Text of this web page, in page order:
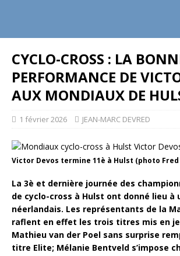
CYCLO-CROSS : LA
PERFORMANCE DE
AUX MONDIAUX DE
1 février 2026 JEAN-MARC DEVRED
Victor Devos termine 11è à Hulst (photo Fred
La 3è et dernière journée des
de cyclo-cross à Hulst ont donné lieu à
néerlandais. Les représentants de la
raflent en effet les trois titres mis en
Mathieu van der Poel sans surprise
titre Elite; Mélanie Bentveld s’impose